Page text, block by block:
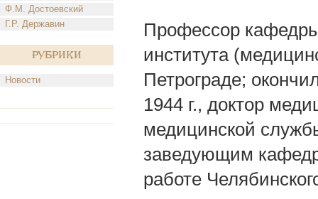
Ф.М. Достоевский
Г.Р. Державин
Рубрики
Новости
Профессор
института
Петрограде;
1944 г., доктор
медицинской
заведующим
работе